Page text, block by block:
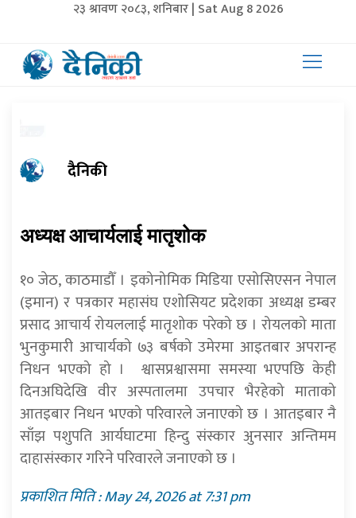
२३ श्रावण २०८३, शनिबार | Sat Aug 8 2026
दैनिकी
अध्यक्ष आचार्यलाई मातृशोक
१० जेठ, काठमाडौँ । इकोनोमिक मिडिया एसोसिएसन नेपाल
(इमान) र पत्रकार महासंघ एशोसियट प्रदेशका अध्यक्ष डम्बर
प्रसाद आचार्य रोयललाई मातृशोक परेको छ । रोयलको माता
भुनकुमारी आचार्यको ७३ बर्षको उमेरमा आइतबार अपरान्ह
निधन भएको हो । श्वासप्रश्वासमा समस्या भएपछि केही
दिनअघिदेखि वीर अस्पतालमा उपचार भैरहेको माताको
आतइबार निधन भएको परिवारले जनाएको छ । आतइबार नै
साँझ पशुपति आर्यघाटमा हिन्दु संस्कार अुनसार अन्तिमम
दाहासंस्कार गरिने परिवारले जनाएको छ ।
प्रकाशित मिति : May 24, 2026 at 7:31 pm